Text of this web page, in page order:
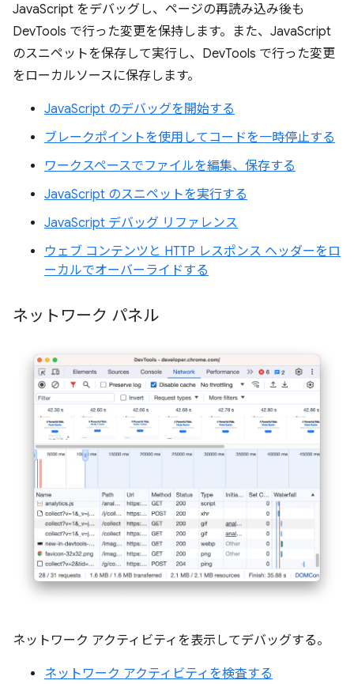
JavaScript をデバッグし、ページの再読み込み後も
DevTools で行った変更を保持します。また、JavaScript
のスニペットを保存して実行し、DevTools で行った変更
をローカルソースに保存します。
JavaScript のデバッグを開始する
ブレークポイントを使用してコードを一時停止する
ワークスペースでファイルを編集、保存する
JavaScript のスニペットを実行する
JavaScript デバッグ リファレンス
ウェブ コンテンツと HTTP レスポンス ヘッダーをロ
ーカルでオーバーライドする
ネットワーク パネル
ネットワーク アクティビティを表示してデバッグする。
ネットワーク アクティビティを検査する